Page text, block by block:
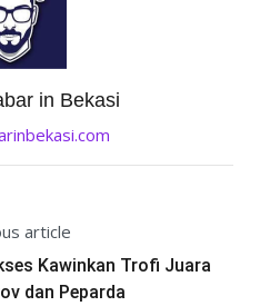
in Bekasi
article
Kawinkan Trofi Juara
dan Peparda